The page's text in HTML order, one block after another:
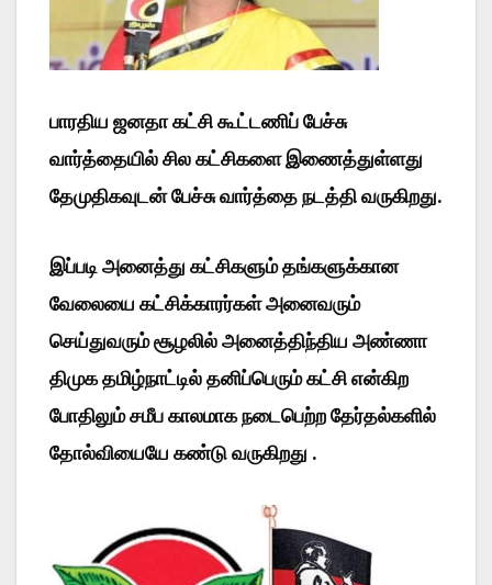
பாரதிய ஜனதா கட்சி கூட்டணிப் பேச்சு
வார்த்தையில் சில கட்சிகளை இணைத்துள்ளது
தேமுதிகவுடன் பேச்சு வார்த்தை நடத்தி வருகிறது.
இப்படி அனைத்து கட்சிகளும் தங்களுக்கான
வேலையை கட்சிக்காரர்கள் அனைவரும்
செய்துவரும் சூழலில் அனைத்திந்திய அண்ணா
திமுக தமிழ்நாட்டில் தனிப்பெரும் கட்சி என்கிற
போதிலும் சமீப காலமாக நடைபெற்ற தேர்தல்களில்
தோல்வியையே கண்டு வருகிறது .